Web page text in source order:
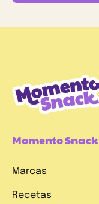
Momento Snack
Marcas
Recetas